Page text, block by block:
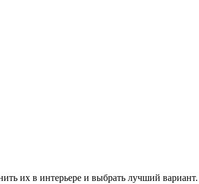
их в интерьере и выбрать лучший вариант.